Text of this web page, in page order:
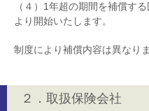
（４）1年超の期間を補償す
より開始いたします。
制度により補償内容は異なり
２．取扱保険会社